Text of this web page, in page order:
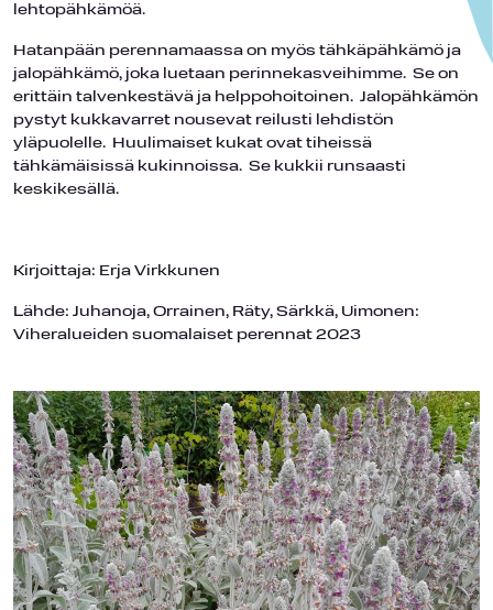
lehtopähkämöä.
Hatanpään perennamaassa on myös tähkäpähkämö ja
jalopähkämö, joka luetaan perinnekasveihimme. Se on
erittäin talvenkestävä ja helppohoitoinen. Jalopähkämön
pystyt kukkavarret nousevat reilusti lehdistön
yläpuolelle. Huulimaiset kukat ovat tiheissä
tähkämäisissä kukinnoissa. Se kukkii runsaasti
keskikesällä.
Kirjoittaja: Erja Virkkunen
Lähde: Juhanoja, Orrainen, Räty, Särkkä, Uimonen:
Viheralueiden suomalaiset perennat 2023